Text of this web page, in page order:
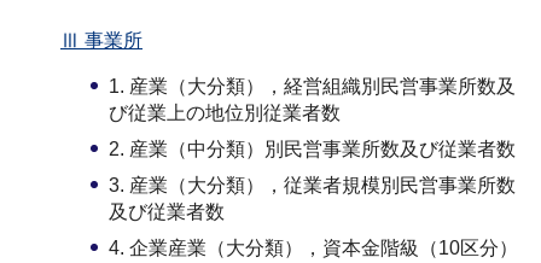
Ⅲ 事業所
1. 産業（大分類），経営組織別民営事業所数及
び従業上の地位別従業者数
2. 産業（中分類）別民営事業所数及び従業者数
3. 産業（大分類），従業者規模別民営事業所数
及び従業者数
4. 企業産業（大分類），資本金階級（10区分）